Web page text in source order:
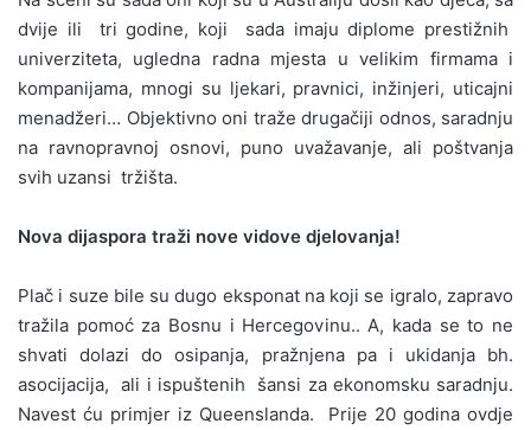
dvije ili tri godine, koji sada imaju diplome prestižnih
univerziteta, ugledna radna mjesta u velikim firmama i
kompanijama, mnogi su ljekari, pravnici, inžinjeri, uticajni
menadžeri… Objektivno oni traže drugačiji odnos, saradnju
na ravnopravnoj osnovi, puno uvažavanje, ali poštvanja
svih uzansi tržišta.
Nova dijaspora traži nove vidove djelovanja!
Plač i suze bile su dugo eksponat na koji se igralo, zapravo
tražila pomoć za Bosnu i Hercegovinu.. A, kada se to ne
shvati dolazi do osipanja, pražnjena pa i ukidanja bh.
asocijacija, ali i ispuštenih šansi za ekonomsku saradnju.
Navest ću primjer iz Queenslanda. Prije 20 godina ovdje